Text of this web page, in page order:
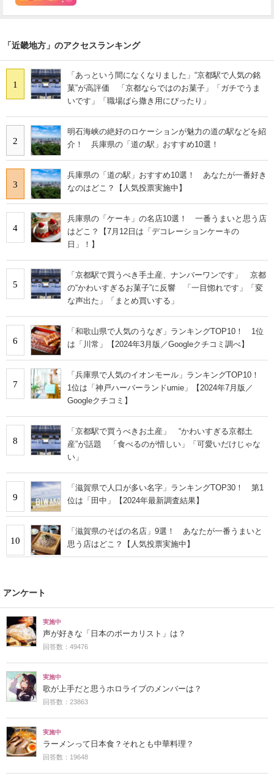
「近畿地方」のアクセスランキング
1
「あっという間になくなりました」“京都駅で人気の銘
菓”が高評価 「京都ならではのお菓子」「ガチでうま
いです」「職場ばら撒き用にぴったり」
2
明石海峡の絶好のロケーションが魅力の道の駅などを紹
介！ 兵庫県の「道の駅」おすすめ10選！
3
兵庫県の「道の駅」おすすめ10選！ あなたが一番好き
なのはどこ？【人気投票実施中】
4
兵庫県の「ケーキ」の名店10選！ 一番うまいと思う店
はどこ？【7月12日は「デコレーションケーキの
日」！】
5
「京都駅で買うべき手土産、ナンバーワンです」 京都
の“かわいすぎるお菓子”に反響 「一目惚れです」「変
な声出た」「まとめ買いする」
6
「和歌山県で人気のうなぎ」ランキングTOP10！ 1位
は「川常」【2024年3月版／Googleクチコミ調べ】
7
「兵庫県で人気のイオンモール」ランキングTOP10！
1位は「神戸ハーバーランドumie」【2024年7月版／
Googleクチコミ】
8
「京都駅で買うべきお土産」 “かわいすぎる京都土
産”が話題 「食べるのが惜しい」「可愛いだけじゃな
い」
9
「滋賀県で人口が多い名字」ランキングTOP30！ 第1
位は「田中」【2024年最新調査結果】
10
「滋賀県のそばの名店」9選！ あなたが一番うまいと
思う店はどこ？【人気投票実施中】
アンケート
実施中
声が好きな「日本のボーカリスト」は？
回答数：49476
実施中
歌が上手だと思うホロライブのメンバーは？
回答数：23863
実施中
ラーメンって日本食？それとも中華料理？
回答数：19648